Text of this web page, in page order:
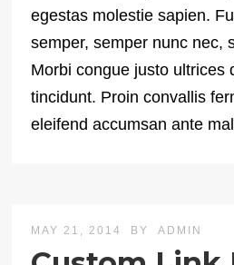
egestas molestie sapien.
semper, semper nunc nec,
Morbi congue justo ultrices
tincidunt. Proin convallis
eleifend accumsan ante
MAY 21, 2014 BY ADMIN